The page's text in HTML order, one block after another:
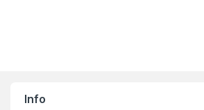
Info